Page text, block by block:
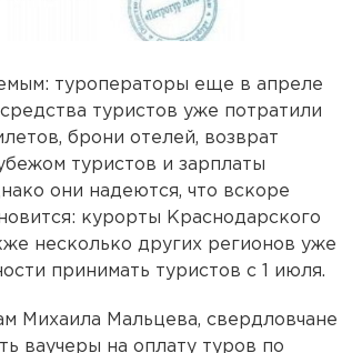
туроператоры еще в апреле
туристов уже потратили
брони отелей, возврат
туристов и зарплаты
они надеются, что вскоре
курорты Краснодарского
несколько других регионов уже
принимать туристов с 1 июля.
Михаила Мальцева, свердловчане
ваучеры на оплату туров по